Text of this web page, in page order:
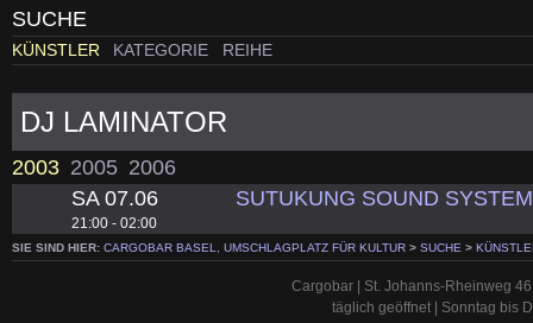
SUCHE
KÜNSTLER KATEGORIE REIHE
DJ LAMINATOR
2003 2005 2006
SA 07.06
21:00 - 02:00
SUTUKUNG SOUND SYSTEM
SIE SIND HIER: CARGOBAR BASEL, UMSCHLAGPLATZ FÜR KULTUR > SUCHE >
Cargobar | St. Johanns-Rheinweg
täglich geöffnet | Sonntag bis